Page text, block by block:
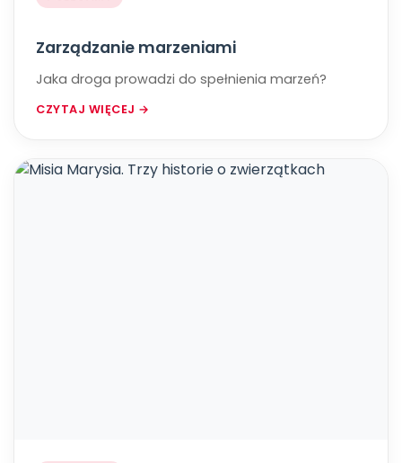
Zarządzanie marzeniami
Jaka droga prowadzi do spełnienia marzeń?
CZYTAJ WIĘCEJ →